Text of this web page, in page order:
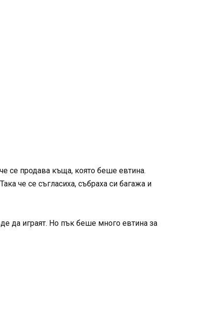
се продава къща, която беше евтина.
че се съгласиха, събраха си багажа и
да играят. Но пък беше много евтина за